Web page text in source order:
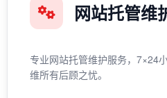
网站托管维
专业网站托管维护服务，7×24
维所有后顾之忧。